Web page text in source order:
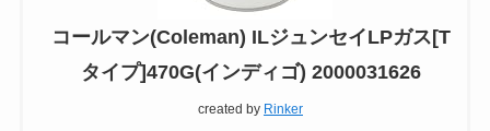
コールマン(Coleman) ILジュンセイLPガス[T
タイプ]470G(インディゴ) 2000031626
created by Rinker